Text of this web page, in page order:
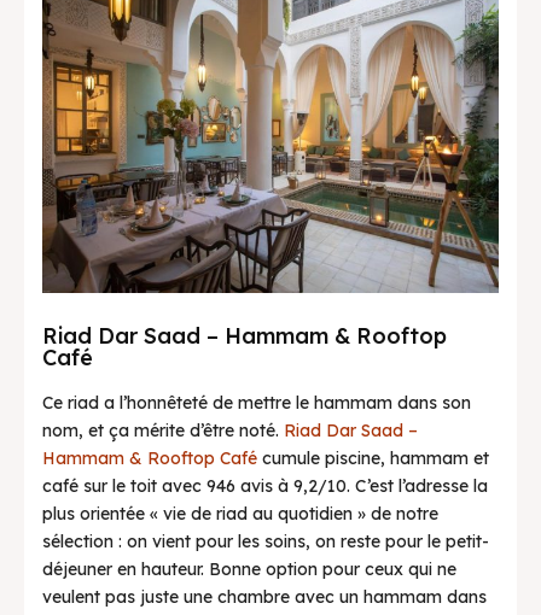
Riad Dar Saad – Hammam & Rooftop
Café
Ce riad a l’honnêteté de mettre le hammam dans son
nom, et ça mérite d’être noté. Riad Dar Saad –
Hammam & Rooftop Café cumule piscine, hammam et
café sur le toit avec 946 avis à 9,2/10. C’est l’adresse la
plus orientée « vie de riad au quotidien » de notre
sélection : on vient pour les soins, on reste pour le petit-
déjeuner en hauteur. Bonne option pour ceux qui ne
veulent pas juste une chambre avec un hammam dans